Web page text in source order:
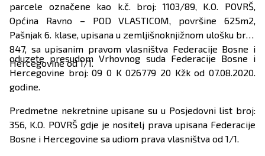
parcele označene kao k.č. broj: 1103/89, K.O. POVRŠ,
Općina Ravno – POD VLASTICOM, površine 625m2,
Pašnjak 6. klase, upisana u zemljišnoknjižnom ulošku broj:
847, sa upisanim pravom vlasništva Federacije Bosne i
Hercegovine od 1/1.
oduzete presudom Vrhovnog suda Federacije Bosne i
Hercegovine broj: 09 0 K 026779 20 Kžk od 07.08.2020.
godine.
Predmetne nekretnine upisane su u Posjedovni list broj:
356, K.O. POVRŠ gdje je nositelj prava upisana Federacije
Bosne i Hercegovine sa udiom prava vlasništva od 1/1.